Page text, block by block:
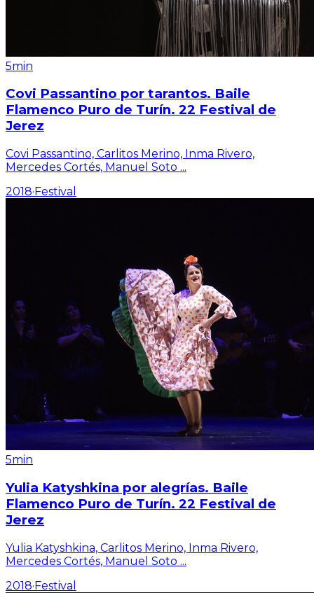
5min
Covi Passantino por tarantos. Baile
Flamenco Puro de Turín. 22 Festival de
Jerez
Covi Passantino, Carlitos Merino, Inma Rivero,
Mercedes Cortés, Manuel Soto ...
2018·Festival
5min
Yulia Katyshkina por alegrías. Baile
Flamenco Puro de Turín. 22 Festival de
Jerez
Yulia Katyshkina, Carlitos Merino, Inma Rivero,
Mercedes Cortés, Manuel Soto ...
2018·Festival